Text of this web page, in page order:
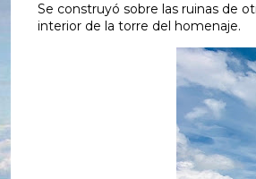
Se construyó sobre las ruinas de
interior de la torre del homenaje.